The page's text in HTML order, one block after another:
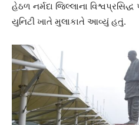
હેઠળ નર્મદા જિલ્લાના
યુનિટી ખાતે મુલાકાતે આવ્યું હતું.